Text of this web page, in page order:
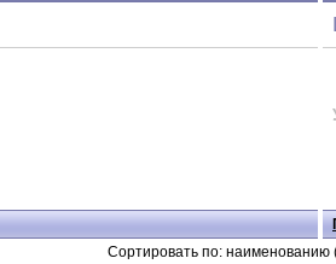
Сортировать по: наименованию